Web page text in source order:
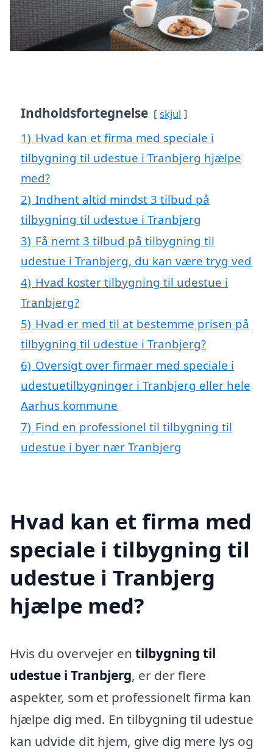
Indholdsfortegnelse skjul
1) Hvad kan et firma med speciale i
tilbygning til udestue i Tranbjerg hjælpe
med?
2) Indhent altid mindst 3 tilbud på
tilbygning til udestue i Tranbjerg
3) Få nemt 3 tilbud på tilbygning til
udestue i Tranbjerg, du kan være tryg ved
4) Hvad koster tilbygning til udestue i
Tranbjerg?
5) Hvad er med til at bestemme prisen på
tilbygning til udestue i Tranbjerg?
6) Oversigt over firmaer med speciale i
udestuetilbygninger i Tranbjerg eller hele
Aarhus kommune
7) Find en professionel til tilbygning til
udestue i byer nær Tranbjerg
Hvad kan et firma med
speciale i tilbygning til
udestue i Tranbjerg
hjælpe med?
Hvis du overvejer en tilbygning til
udestue i Tranbjerg, er der flere
aspekter, som et professionelt firma kan
hjælpe dig med. En tilbygning til udestue
kan udvide dit hjem, give dig mere lys og